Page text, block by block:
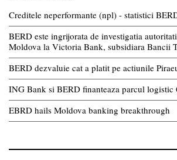
Creditele neperformante (npl) - statistici
BERD este ingrijorata de investigatia
Moldova la Victoria Bank, subsidiara Bancii
BERD dezvaluie cat a platit pe actiunile
ING Bank si BERD finanteaza parcul logistic
EBRD hails Moldova banking breakthrough